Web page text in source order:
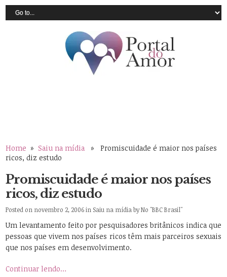
Home »Saiu na mídia » Promiscuidade é maior nos países
ricos, diz estudo
Promiscuidade é maior nos países
ricos, diz estudo
Posted on novembro 2, 2006 in Saiu na mídia byNo "BBC Brasil"
Um levantamento feito por pesquisadores britânicos indica que
pessoas que vivem nos países ricos têm mais parceiros sexuais
que nos países em desenvolvimento.
Continuar lendo…